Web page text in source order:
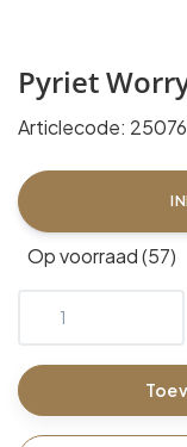
Pyriet
Articlecode: 25076
Op voorraad (57)